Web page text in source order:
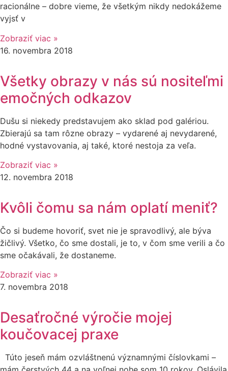
racionálne – dobre vieme, že všetkým nikdy nedokážeme
vyjsť v
Zobraziť viac »
16. novembra 2018
Všetky obrazy v nás sú nositeľmi
emočných odkazov
Dušu si niekedy predstavujem ako sklad pod galériou.
Zbierajú sa tam rôzne obrazy – vydarené aj nevydarené,
hodné vystavovania, aj také, ktoré nestoja za veľa.
Zobraziť viac »
12. novembra 2018
Kvôli čomu sa nám oplatí meniť?
Čo si budeme hovoriť, svet nie je spravodlivý, ale býva
žičlivý. Všetko, čo sme dostali, je to, v čom sme verili a čo
sme očakávali, že dostaneme.
Zobraziť viac »
7. novembra 2018
Desaťročné výročie mojej
koučovacej praxe
Túto jeseň mám ozvláštnenú významnými číslovkami –